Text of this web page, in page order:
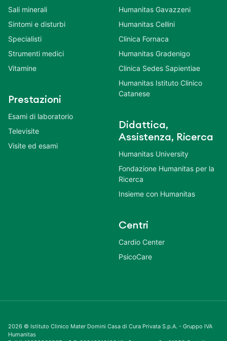
Sali minerali
Sintomi e disturbi
Specialisti
Strumenti medici
Vitamine
Prestazioni
Esami di laboratorio
Televisite
Visite ed esami
Humanitas Gavazzeni
Humanitas Cellini
Clinica Fornaca
Humanitas Gradenigo
Clinica Sedes Sapientiae
Humanitas Istituto Clinico
Catanese
Didattica,
Assistenza, Ricerca
Humanitas University
Fondazione Humanitas per la
Ricerca
Insieme con Humanitas
Centri
Cardio Center
PsicoCare
2026 © Istituto Clinico Mater Domini Casa di Cura Privata S.p.A. - Gruppo IVA
Humanitas